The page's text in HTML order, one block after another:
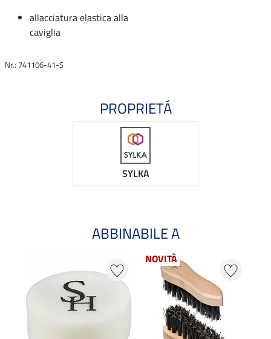
allacciatura elastica alla
caviglia
Nr.: 741106-41-S
PROPRIETÁ
SYLKA
ABBINABILE A
NOVITÀ